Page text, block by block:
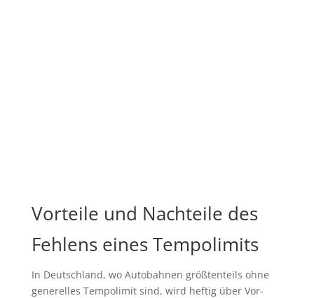
Vorteile und Nachteile des
Fehlens eines Tempolimits
In Deutschland, wo Autobahnen größtenteils ohne
generelles Tempolimit sind, wird heftig über Vor-